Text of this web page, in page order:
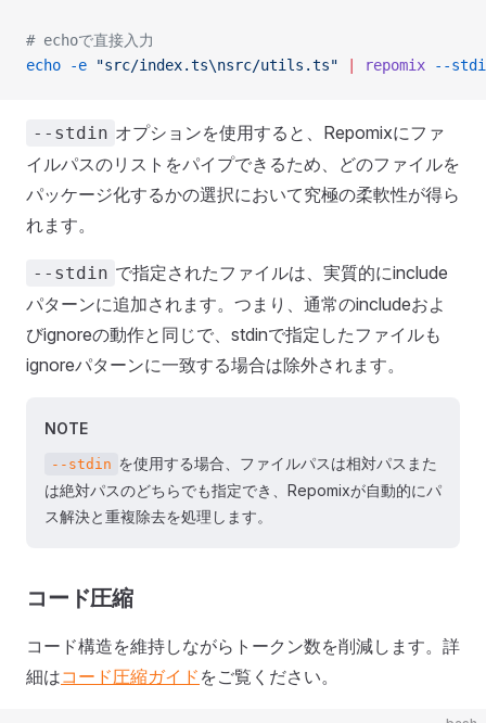
# echoで直接入力
echo -e "src/index.ts\nsrc/utils.ts" repomix --
--stdin オプションを使用すると、Repomixにファ
イルパスのリストをパイプできるため、どのファイルを
パッケージ化するかの選択において究極の柔軟性が得ら
れます。
--stdin で指定されたファイルは、実質的にinclude
パターンに追加されます。つまり、通常のincludeおよ
びignoreの動作と同じで、stdinで指定したファイルも
ignoreパターンに一致する場合は除外されます。
NOTE
--stdin を使用する場合、ファイルパスは相対パスまた
は絶対パスのどちらでも指定でき、Repomixが自動的にパ
ス解決と重複除去を処理します。
コード圧縮
コード構造を維持しながらトークン数を削減します。詳
細はコード圧縮ガイド をご覧ください。